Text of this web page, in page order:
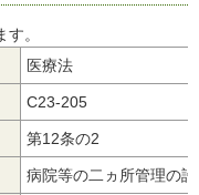
。
医療法
C23-205
第12条の2
病院等の二ヵ所管理の